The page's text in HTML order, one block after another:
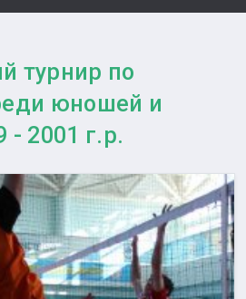
турнир по
юношей и
- 2001 г.р.